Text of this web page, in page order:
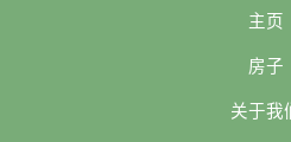
主页
房子
关于我